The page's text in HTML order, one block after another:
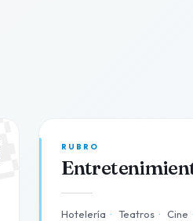
RUBRO
Hotelería · Teatros · Cine